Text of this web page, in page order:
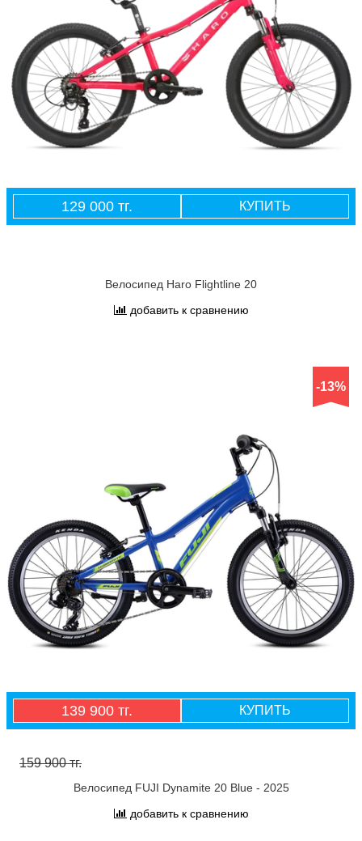
129 000 тг. КУПИТЬ
Велосипед Haro Flightline 20
добавить к сравнению
-13%
139 900 тг. КУПИТЬ
159 900 тг.
Велосипед FUJI Dynamite 20 Blue - 2025
добавить к сравнению